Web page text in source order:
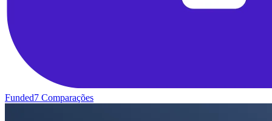
Funded7 Comparações